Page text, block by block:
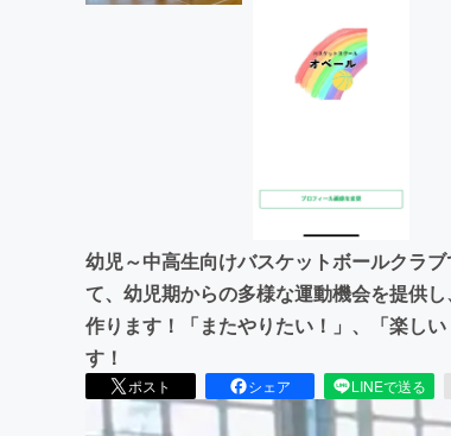
幼児～中高生向けバスケットボールクラ
て、幼児期からの多様な運動機会を提供
作ります！「またやりたい！」、「楽し
す！
ポスト シェア LINEで送る